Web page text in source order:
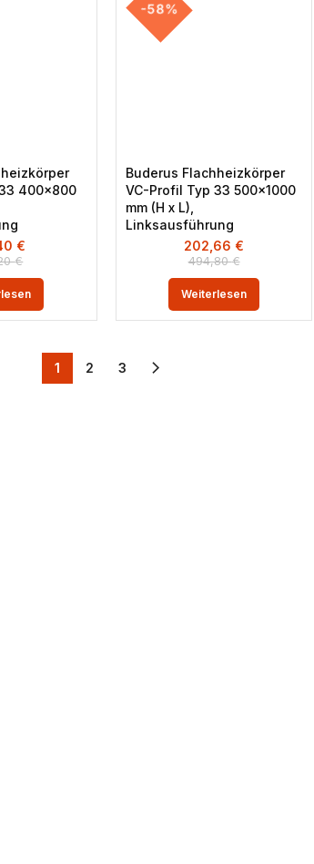
400×800
€
€
-58%
Buderus Flachheizkörper
VC-Profil Typ 33 500×1000
mm (H x L),
Linksausführung
494,80€
202,66 €
Weiterlesen
1 2 3